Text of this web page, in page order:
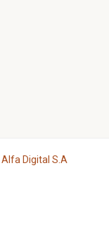
Alfa Digital S.A